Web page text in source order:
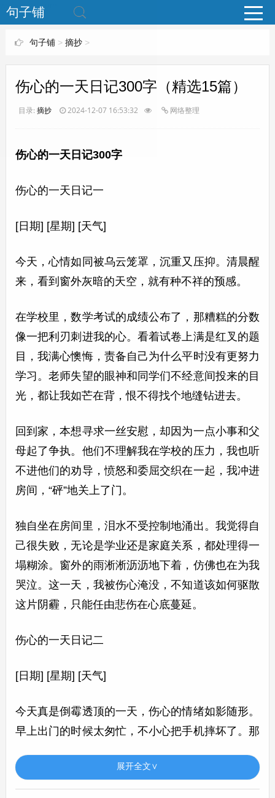
www.bjuzi.com
句子铺
句子铺> 摘抄>
伤心的一天日记300字（精选15篇）
目录: 摘抄 2024-12-07 16:53:32 网络整理
伤心的一天日记300字
伤心的一天日记一
[日期] [星期] [天气]
今天，心情如同被乌云笼罩，沉重又压抑。清晨醒
来，看到窗外灰暗的天空，就有种不祥的预感。
在学校里，数学考试的成绩公布了，那糟糕的分数
像一把利刃刺进我的心。看着试卷上满是红叉的题
目，我满心懊悔，责备自己为什么平时没有更努力
学习。老师失望的眼神和同学们不经意间投来的目
光，都让我如芒在背，恨不得找个地缝钻进去。
回到家，本想寻求一丝安慰，却因为一点小事和父
母起了争执。他们不理解我在学校的压力，我也听
不进他们的劝导，愤怒和委屈交织在一起，我冲进
房间，“砰”地关上了门。
独自坐在房间里，泪水不受控制地涌出。我觉得自
己很失败，无论是学业还是家庭关系，都处理得一
塌糊涂。窗外的雨淅淅沥沥地下着，仿佛也在为我
哭泣。这一天，我被伤心淹没，不知道该如何驱散
这片阴霾，只能任由悲伤在心底蔓延。
伤心的一天日记二
[日期] [星期] [天气]
今天真是倒霉透顶的一天，伤心的情绪如影随形。
早上出门的时候太匆忙，不小心把手机摔坏了。那
西，比如和朋友的照片、学习资料等。
展开全文∨